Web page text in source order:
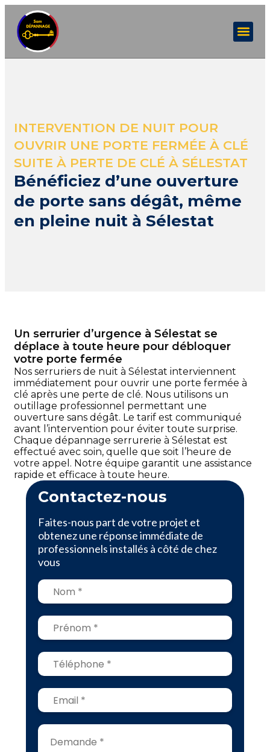
INTERVENTION DE NUIT POUR
OUVRIR UNE PORTE FERMÉE À CLÉ
SUITE À PERTE DE CLÉ À SÉLESTAT
Bénéficiez d’une ouverture
de porte sans dégât, même
en pleine nuit à Sélestat
Un serrurier d’urgence à Sélestat se
déplace à toute heure pour débloquer
votre porte fermée
Nos serruriers de nuit à Sélestat interviennent
immédiatement pour ouvrir une porte fermée à
clé après une perte de clé. Nous utilisons un
outillage professionnel permettant une
ouverture sans dégât. Le tarif est communiqué
avant l’intervention pour éviter toute surprise.
Chaque dépannage serrurerie à Sélestat est
effectué avec soin, quelle que soit l’heure de
votre appel. Notre équipe garantit une assistance
rapide et efficace à toute heure.
Contactez-nous
Faites-nous part de votre projet et
obtenez une réponse immédiate de
professionnels installés à côté de chez
vous